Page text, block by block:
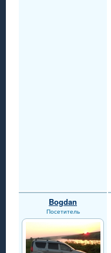
Bogdan
Посетитель